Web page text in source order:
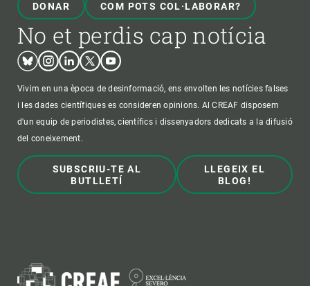
DONAR COM POTS COL·LABORAR?
No et perdis cap notícia
BlueskyInstagram
LinkedinTwitterYoutube
Vivim en una època de desinformació, ens envolten les notícies falses
i les dades científiques es consideren opinions. Al CREAF disposem
d'un equip de periodistes, científics i dissenyadors dedicats a la difusió
del coneixement.
SUBSCRIU-TE AL
BUTLLETÍ
LLEGEIX EL
BLOG!